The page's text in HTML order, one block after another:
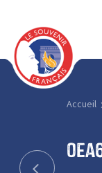
Accueil